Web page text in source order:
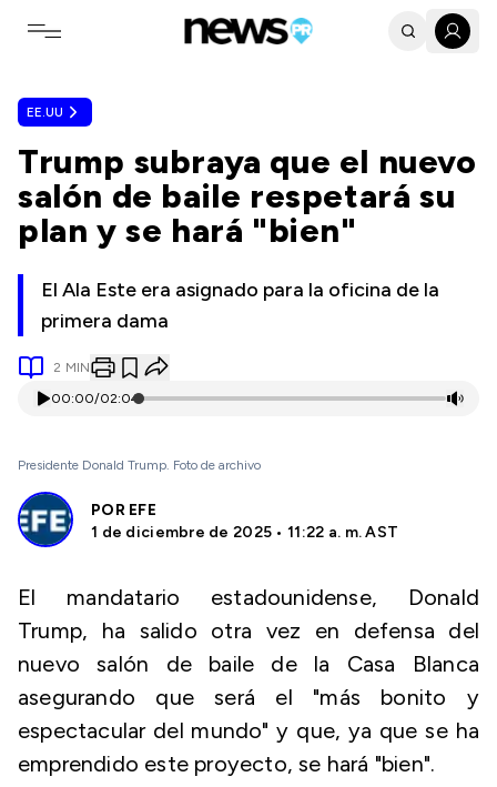
Toggle navigation menu
EE.UU
Trump subraya que el nuevo
salón de baile respetará su
plan y se hará "bien"
El Ala Este era asignado para la oficina de la
primera dama
2 MIN
00:00/02:04
Presidente Donald Trump. Foto de archivo
POR EFE
1 de diciembre de 2025 • 11:22 a. m. AST
El mandatario estadounidense, Donald
Trump, ha salido otra vez en defensa del
nuevo salón de baile de la Casa Blanca
asegurando que será el "más bonito y
espectacular del mundo" y que, ya que se ha
emprendido este proyecto, se hará "bien".